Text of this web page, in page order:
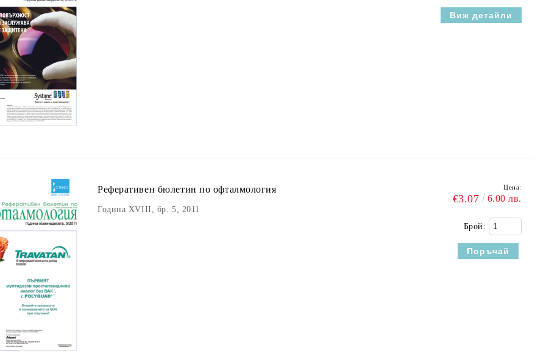
Виж детайли
Реферативен бюлетин пo офталмология
Година XVIII, бр. 5, 2011
Цена:
€3.07 6.00 лв.
Брой: